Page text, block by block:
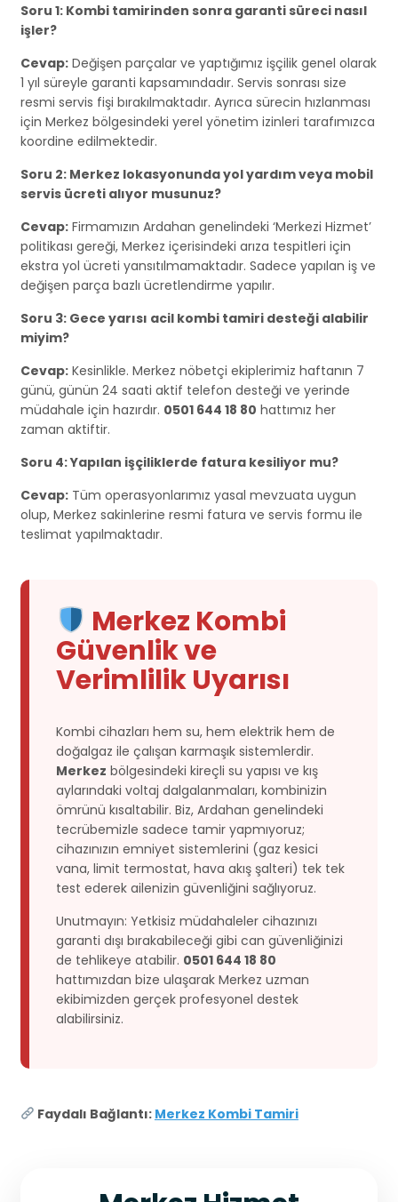
Soru 1: Kombi tamirinden sonra garanti süreci nasıl
işler?
Cevap: Değişen parçalar ve yaptığımız işçilik genel olarak
1 yıl süreyle garanti kapsamındadır. Servis sonrası size
resmi servis fişi bırakılmaktadır. Ayrıca sürecin hızlanması
için Merkez bölgesindeki yerel yönetim izinleri tarafımızca
koordine edilmektedir.
Soru 2: Merkez lokasyonunda yol yardım veya mobil
servis ücreti alıyor musunuz?
Cevap: Firmamızın Ardahan genelindeki ‘Merkezi Hizmet’
politikası gereği, Merkez içerisindeki arıza tespitleri için
ekstra yol ücreti yansıtılmamaktadır. Sadece yapılan iş ve
değişen parça bazlı ücretlendirme yapılır.
Soru 3: Gece yarısı acil kombi tamiri desteği alabilir
miyim?
Cevap: Kesinlikle. Merkez nöbetçi ekiplerimiz haftanın 7
günü, günün 24 saati aktif telefon desteği ve yerinde
müdahale için hazırdır. 0501 644 18 80 hattımız her
zaman aktiftir.
Soru 4: Yapılan işçiliklerde fatura kesiliyor mu?
Cevap: Tüm operasyonlarımız yasal mevzuata uygun
olup, Merkez sakinlerine resmi fatura ve servis formu ile
teslimat yapılmaktadır.
Merkez Kombi
Güvenlik ve
Verimlilik Uyarısı
Kombi cihazları hem su, hem elektrik hem de
doğalgaz ile çalışan karmaşık sistemlerdir.
Merkez bölgesindeki kireçli su yapısı ve kış
aylarındaki voltaj dalgalanmaları, kombinizin
ömrünü kısaltabilir. Biz, Ardahan genelindeki
tecrübemizle sadece tamir yapmıyoruz;
cihazınızın emniyet sistemlerini (gaz kesici
vana, limit termostat, hava akış şalteri) tek tek
test ederek ailenizin güvenliğini sağlıyoruz.
Unutmayın: Yetkisiz müdahaleler cihazınızı
garanti dışı bırakabileceği gibi can güvenliğinizi
de tehlikeye atabilir. 0501 644 18 80
hattımızdan bize ulaşarak Merkez uzman
ekibimizden gerçek profesyonel destek
alabilirsiniz.
Faydalı Bağlantı: Merkez Kombi Tamiri